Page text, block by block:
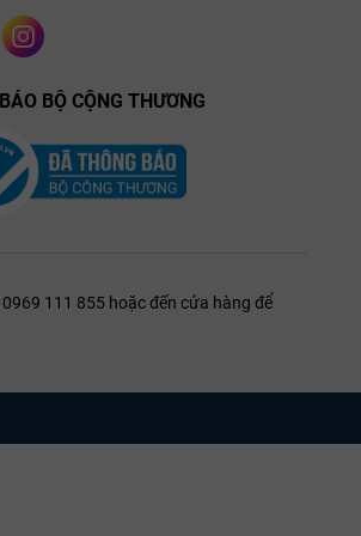
BỘ CỘNG THƯƠNG
111 855 hoặc đến cửa hàng để